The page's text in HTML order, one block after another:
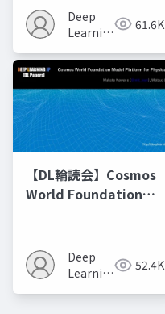
Recipes モデルマージ
の進化的最適化
Deep
Learning
61.6K
【DL輪読会】Cosmos
World Foundation
Deep
Learning
52.4K